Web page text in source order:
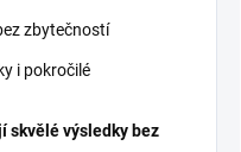
zbytečností
i pokročilé
skvělé výsledky bez